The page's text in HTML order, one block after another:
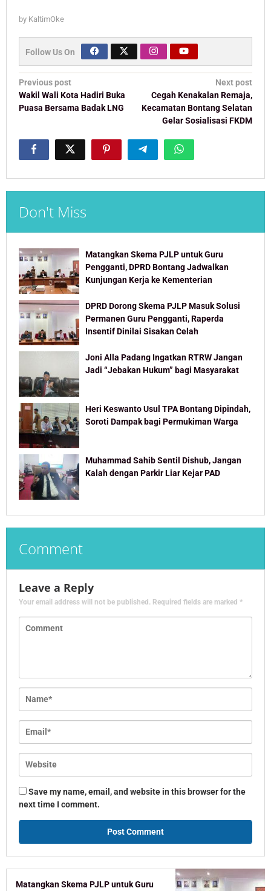
by KaltimOke
Follow Us On
Post
navigation
Previous post
Wakil Wali Kota Hadiri Buka
Puasa Bersama Badak LNG
Next post
Cegah Kenakalan Remaja,
Kecamatan Bontang Selatan
Gelar Sosialisasi FKDM
Don't Miss
Matangkan Skema PJLP untuk Guru
Pengganti, DPRD Bontang Jadwalkan
Kunjungan Kerja ke Kementerian
DPRD Dorong Skema PJLP Masuk Solusi
Permanen Guru Pengganti, Raperda
Insentif Dinilai Sisakan Celah
Joni Alla Padang Ingatkan RTRW Jangan
Jadi “Jebakan Hukum” bagi Masyarakat
Heri Keswanto Usul TPA Bontang Dipindah,
Soroti Dampak bagi Permukiman Warga
Muhammad Sahib Sentil Dishub, Jangan
Kalah dengan Parkir Liar Kejar PAD
Comment
Leave a Reply
Your email address will not be published. Required fields are marked *
Save my name, email, and website in this browser for the
next time I comment.
Matangkan Skema PJLP untuk Guru